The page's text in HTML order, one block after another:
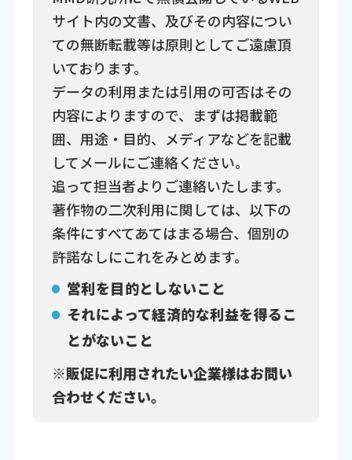
サイト内の文書、及びその内容につい
ての無断転載等は原則としてご遠慮頂
いております。
データの利用または引用の可否はその
内容によりますので、まずは掲載範
囲、用途・目的、メディアなどを記載
してメールにご連絡ください。
追って担当者よりご連絡いたします。
著作物の二次利用に関しては、以下の
条件にすべてあてはまる場合、個別の
許諾なしにこれをみとめます。
営利を目的としないこと
それによって経済的な利益を得るこ
とがないこと
※販促に利用されたい企業様はお問い
合わせください。